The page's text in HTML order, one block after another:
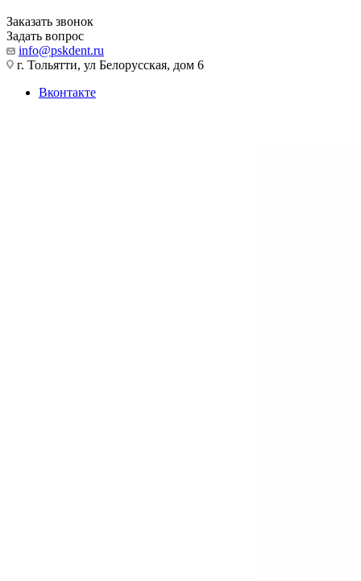
Заказать звонок
Задать вопрос
info@pskdent.ru
г. Тольятти, ул Белорусская, дом 6
Вконтакте